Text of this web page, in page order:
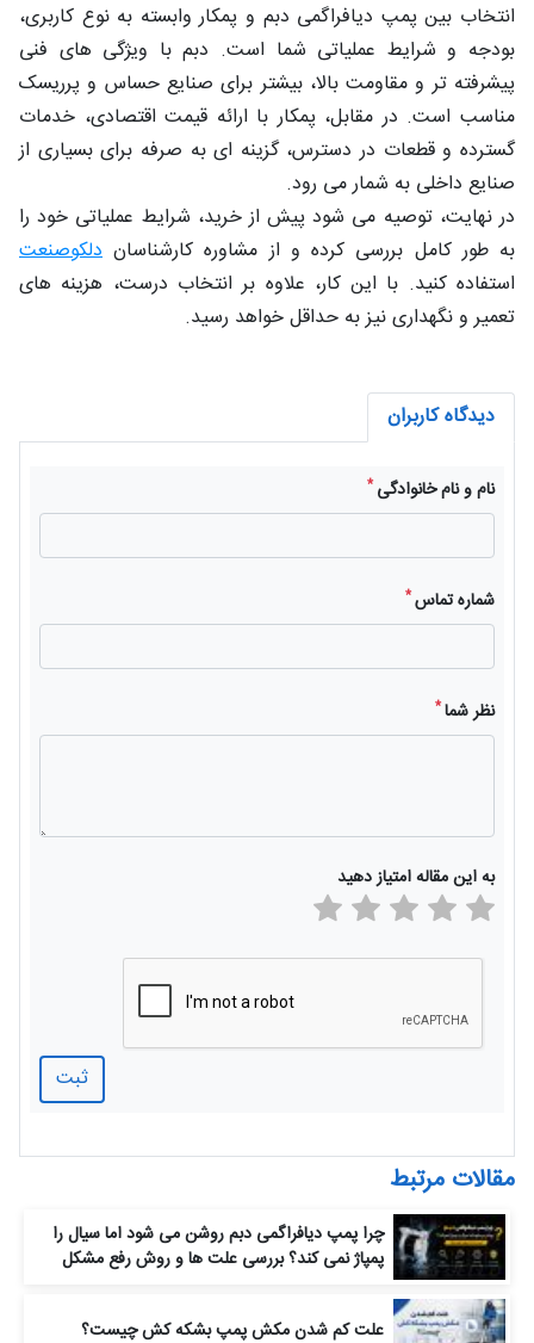
انتخاب بین پمپ دیافراگمی دبم و پمکار وابسته به نوع کاربری،
بودجه و شرایط عملیاتی شما است. دبم با ویژگی‌ های فنی
پیشرفته‌ تر و مقاومت بالا، بیشتر برای صنایع حساس و پرریسک
مناسب است. در مقابل، پمکار با ارائه قیمت اقتصادی، خدمات
گسترده و قطعات در دسترس، گزینه‌ ای به‌ صرفه برای بسیاری از
صنایع داخلی به شمار می‌ رود.
در نهایت، توصیه می‌ شود پیش از خرید، شرایط عملیاتی خود را
به‌ طور کامل بررسی کرده و از مشاوره کارشناسان دلکوصنعت
استفاده کنید. با این کار، علاوه بر انتخاب درست، هزینه‌ های
تعمیر و نگهداری نیز به حداقل خواهد رسید.
دیدگاه کاربران
نام و نام خانوادگی*
شماره تماس*
نظر شما*
به این مقاله امتیاز دهید
ثبت
مقالات مرتبط
چرا پمپ دیافراگمی دبم روشن می‌ شود اما سیال را
پمپاژ نمی‌ کند؟ بررسی علت‌ ها و روش رفع مشکل
علت کم شدن مکش پمپ بشکه کش چیست؟